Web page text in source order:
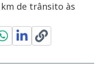
de trânsito às